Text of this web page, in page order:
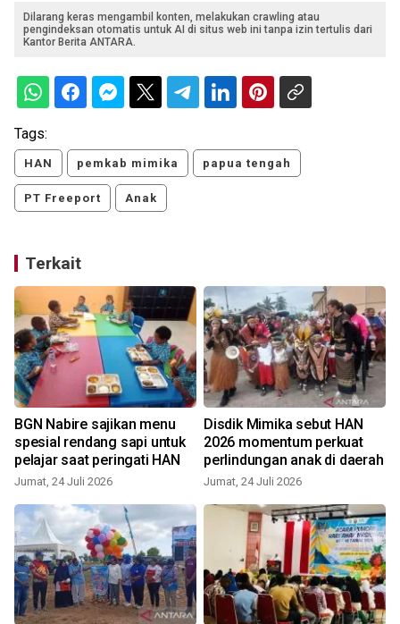
Dilarang keras mengambil konten, melakukan crawling atau
pengindeksan otomatis untuk AI di situs web ini tanpa izin tertulis dari
Kantor Berita ANTARA.
Tags:
HAN pemkab mimika papua tengah
PT Freeport Anak
Terkait
BGN Nabire sajikan menu
spesial rendang sapi untuk
pelajar saat peringati HAN
Jumat, 24 Juli 2026
Disdik Mimika sebut HAN
2026 momentum perkuat
perlindungan anak di daerah
Jumat, 24 Juli 2026